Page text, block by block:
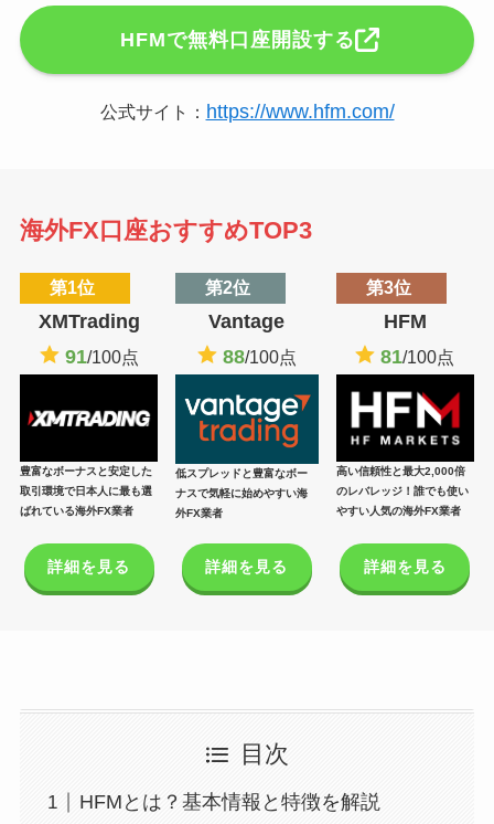
HFMで無料口座開設する
公式サイト： https://www.hfm.com/
海外FX口座おすすめTOP3
第1位
XMTrading
91/100点
豊富なボーナスと安定した
取引環境で日本人に最も選
ばれている海外FX業者
第2位
Vantage
88/100点
低スプレッドと豊富なボー
ナスで気軽に始めやすい海
外FX業者
第3位
HFM
81/100点
高い信頼性と最大2,000倍
のレバレッジ！誰でも使い
やすい人気の海外FX業者
詳細を見る 詳細を見る 詳細を見る
目次
HFMとは？基本情報と特徴を解説